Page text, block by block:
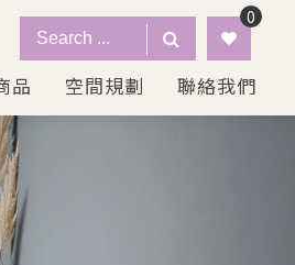
品 空間規劃 聯絡我們
0